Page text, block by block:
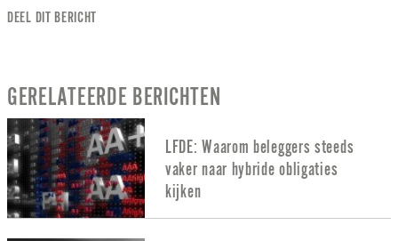
DEEL DIT BERICHT
GERELATEERDE BERICHTEN
LFDE: Waarom beleggers steeds
vaker naar hybride obligaties
kijken